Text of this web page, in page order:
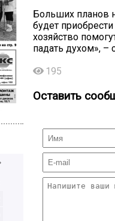
Больших планов
будет
хозяйство
падать духом», –
195
Оставить